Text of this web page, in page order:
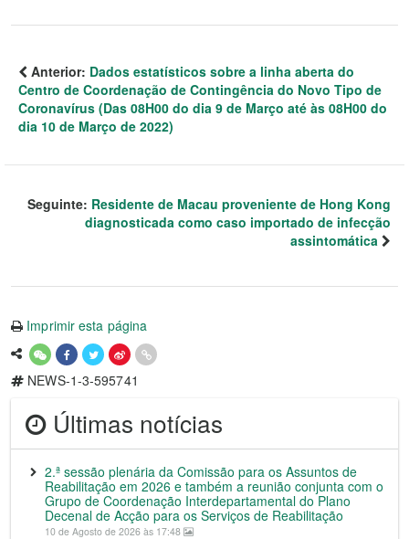
Anterior: Dados estatísticos sobre a linha aberta do
Centro de Coordenação de Contingência do Novo Tipo de
Coronavírus (Das 08H00 do dia 9 de Março até às 08H00 do
dia 10 de Março de 2022)
Seguinte: Residente de Macau proveniente de Hong Kong
diagnosticada como caso importado de infecção
assintomática
Imprimir esta página
NEWS-1-3-595741
Últimas notícias
2.ª sessão plenária da Comissão para os Assuntos de
Reabilitação em 2026 e também a reunião conjunta com o
Grupo de Coordenação Interdepartamental do Plano
Decenal de Acção para os Serviços de Reabilitação
10 de Agosto de 2026 às 17:48